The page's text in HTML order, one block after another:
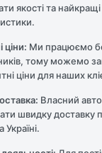
якості та
ціни: Ми працюємо
тому можемо
ціни для наших
Власний
швидку доставку
Україні.